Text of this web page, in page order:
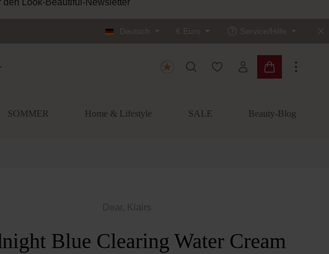
Look-Beautiful-Newsletter
Deutsch € Euro Service/Hilfe
Du hast 0 Produkte auf
Warenkorb
SOMMER Home & Lifestyle SALE Beauty-Blog
Dear, Klairs
Blue Clearing Water Cream